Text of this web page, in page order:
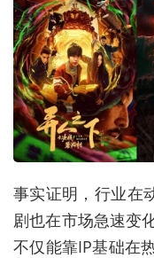
事实证明，行业在
剧也在市场急速变
不仅能靠IP基础在